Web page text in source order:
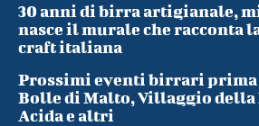
30 anni di birra artigianale,
nasce il murale che racconta
craft italiana
Prossimi eventi birrari prima
Bolle di Malto, Villaggio della
Acida e altri